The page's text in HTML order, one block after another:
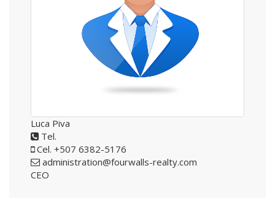
Luca Piva
Tel.
Cel. +507 6382-5176
administration@fourwalls-realty.com
CEO